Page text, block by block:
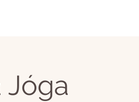
Jóga